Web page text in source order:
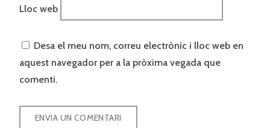
Lloc web
Desa el meu nom, correu electrònic i lloc web en
aquest navegador per a la pròxima vegada que
comenti.